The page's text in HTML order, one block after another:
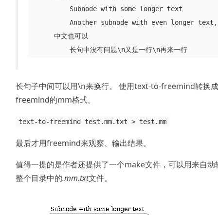
          Subnode with some longer text
Another subnode with even longer
      中文也可以
          长句中没有问题\n又是一行\n再来一行
长句子中间可以用\n来换行。 使用text-to-freemind转换成
freemind的mm格式。
text-to-freemind test.mm.txt > test.mm
最后才用freemind来观察、输出结果。
值得一提的是作者还提供了一个make文件，可以用来自动
整个目录中的.mm.txt文件。